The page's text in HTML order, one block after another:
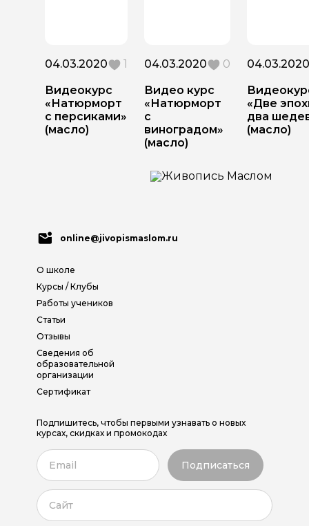
04.03.2020
1
Видеокурс
«Натюрморт
с персиками»
(масло)
04.03.2020
0
Видео курс
«Натюрморт
с
виноградом»
(масло)
04.03.2020
«Две
два
(масло)
online@jivopismaslom.ru
О школе
Курсы / Клубы
Работы учеников
Статьи
Отзывы
Сведения об
образовательной
организации
Сертификат
Подпишитесь, чтобы первыми узнавать о новых
курсах, скидках и промокодах